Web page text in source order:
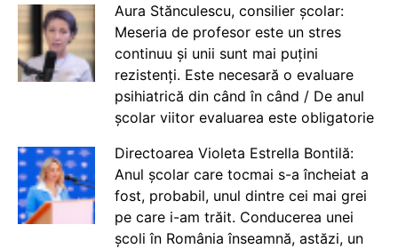
Aura Stănculescu, consilier școlar:
Meseria de profesor este un stres
continuu și unii sunt mai puțini
rezistenți. Este necesară o evaluare
psihiatrică din când în când / De anul
școlar viitor evaluarea este obligatorie
Directoarea Violeta Estrella Bontilă:
Anul școlar care tocmai s-a încheiat a
fost, probabil, unul dintre cei mai grei
pe care i-am trăit. Conducerea unei
școli în România înseamnă, astăzi, un